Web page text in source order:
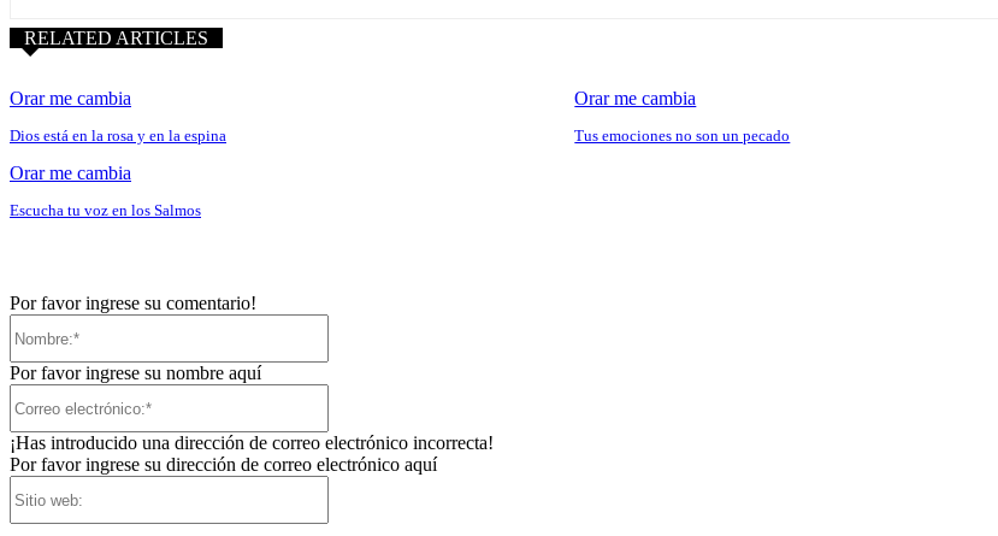
RELATED ARTICLES
Orar me cambia
Dios está en la rosa y en la espina
Orar me cambia
Tus emociones no son un pecado
Orar me cambia
Escucha tu voz en los Salmos
Por favor ingrese su comentario!
Por favor ingrese su nombre aquí
¡Has introducido una dirección de correo electrónico incorrecta!
Por favor ingrese su dirección de correo electrónico aquí